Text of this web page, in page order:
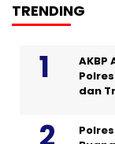
TRENDING
AKBP
dan